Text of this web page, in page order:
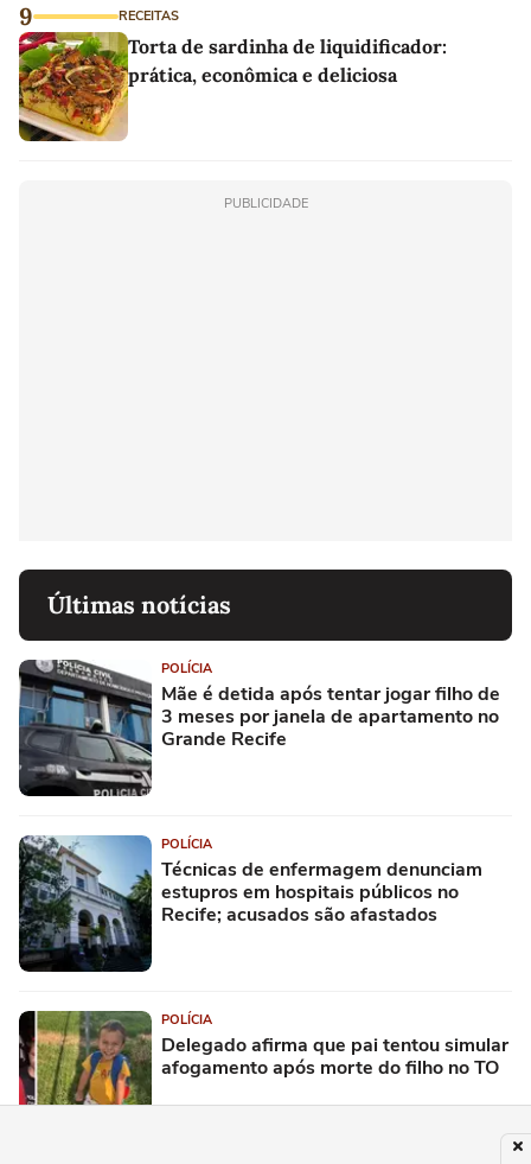
9 RECEITAS
Torta de sardinha de liquidificador:
prática, econômica e deliciosa
PUBLICIDADE
Últimas notícias
POLÍCIA
Mãe é detida após tentar jogar filho de
3 meses por janela de apartamento no
Grande Recife
POLÍCIA
Técnicas de enfermagem denunciam
estupros em hospitais públicos no
Recife; acusados são afastados
POLÍCIA
Delegado afirma que pai tentou simular
afogamento após morte do filho no TO